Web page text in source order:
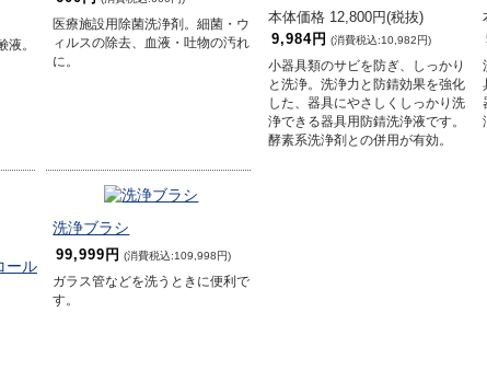
液。
医療施設用除菌洗浄剤。細菌・ウ
ィルスの除去、血液・吐物の汚れ
に。
本体価格 12,800円(税抜)
9,984円 (消費税込:10,982円)
小器具類のサビを防ぎ、しっかり
と洗浄。洗浄力と防錆効果を強化
した、器具にやさしくしっかり洗
浄できる器具用防錆洗浄液です。
酵素系洗浄剤との併用が有効。
ール
洗浄ブラシ
99,999円 (消費税込:109,998円)
ガラス管などを洗うときに便利で
す。